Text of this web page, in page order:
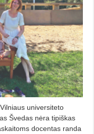
universiteto
Švedas nėra tipiškas
docentas randa